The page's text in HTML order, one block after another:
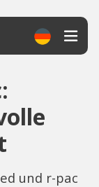
und r-pac